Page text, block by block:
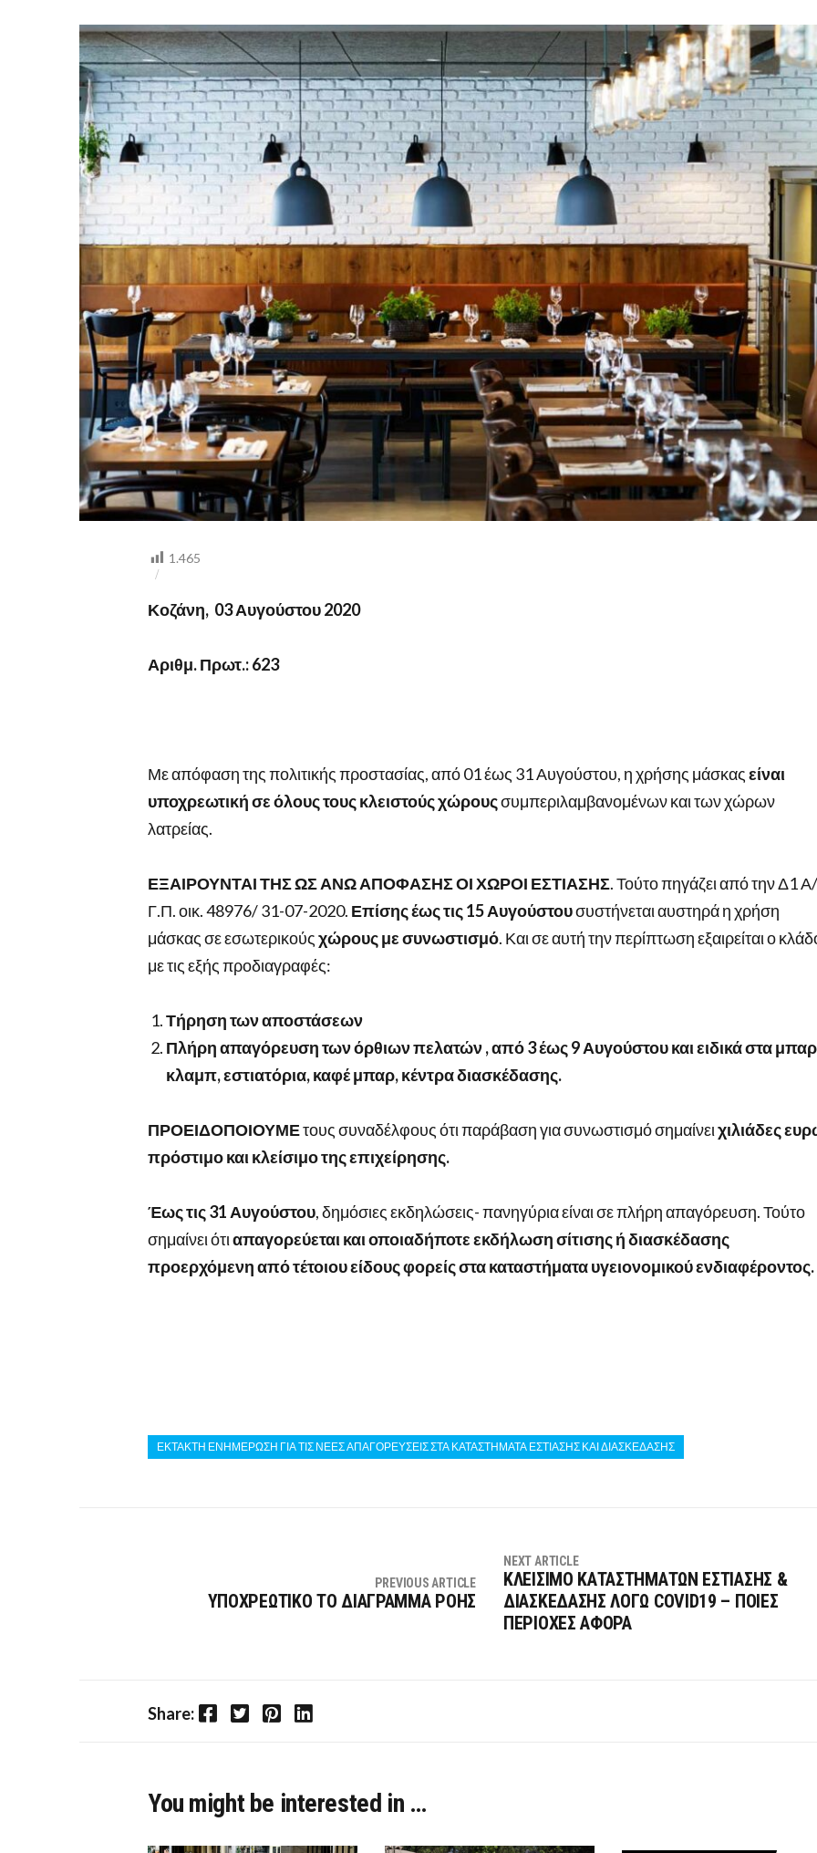
ΣΤΑ
ΚΑΤΑΣΤΗΜΑΤΑ
ΕΣΤΙΑΣΗΣ
ΔΙΑΣΚΕΔΑΣΗΣ
1.465
Κοζάνη, 03 Αυγούστου 2020
Αριθμ. Πρωτ.: 623
Με απόφαση της πολιτικής προστασίας, από 01 έως 31 Αυγούστου, η χρήσης μάσκαςείναι
υποχρεωτική σε όλους τους κλειστούς χώρουςσυμπεριλαμβανομένων και των χώρων
λατρείας.
ΕΞΑΙΡΟΥΝΤΑΙ ΤΗΣ ΩΣ ΑΝΩ ΑΠΟΦΑΣΗΣ ΟΙ ΧΩΡΟΙ ΕΣΤΙΑΣΗΣ. Τούτο πηγάζει από την Δ1 Α/
Γ.Π. οικ. 48976/ 31-07-2020. Επίσης έως τις 15 Αυγούστουσυστήνεται αυστηρά η χρήση
μάσκας σε εσωτερικούςχώρους με συνωστισμό. Και σε αυτή την περίπτωση εξαιρείται ο
με τις εξής προδιαγραφές:
Τήρηση των αποστάσεων
Πλήρη απαγόρευση των όρθιων πελατών , από 3 έως 9 Αυγούστου και ειδικά στα μπαρ
κλαμπ, εστιατόρια, καφέ μπαρ, κέντρα διασκέδασης.
ΠΡΟΕΙΔΟΠΟΙΟΥΜΕτους συναδέλφους ότι παράβαση για συνωστισμό σημαίνειχιλιάδες
πρόστιμο και κλείσιμο της επιχείρησης.
Έως τις 31 Αυγούστου, δημόσιες εκδηλώσεις- πανηγύρια είναι σε πλήρη απαγόρευση. Τούτο
σημαίνει ότιαπαγορεύεται και οποιαδήποτε εκδήλωση σίτισης ή διασκέδασης
προερχόμενη από τέτοιου είδους φορείς στα καταστήματα υγειονομικού ενδιαφέροντος.
ΕΚΤΑΚΤΗ ΕΝΗΜΕΡΩΣΗ ΓΙΑ ΤΙΣ ΝΕΕΣ ΑΠΑΓΟΡΕΥΣΕΙΣ ΣΤΑ ΚΑΤΑΣΤΗΜΑΤΑ ΕΣΤΙΑΣΗΣ ΚΑΙ ΔΙΑΣΚΕΔΑΣΗΣ
PREVIOUS ARTICLE
ΥΠΟΧΡΕΩΤΙΚΟ ΤΟ ΔΙΑΓΡΑΜΜΑ ΡΟΗΣ
NEXT ARTICLE
ΚΛΕΙΣΙΜΟ ΚΑΤΑΣΤΗΜΑΤΩΝ ΕΣΤΙΑΣΗΣ &
ΔΙΑΣΚΕΔΑΣΗΣ ΛΟΓΩ COVID19 – ΠΟΙΕΣ
ΠΕΡΙΟΧΕΣ ΑΦΟΡΑ
Share: Facebook Twitter Pinterest LinkedIn
You might be interested in …